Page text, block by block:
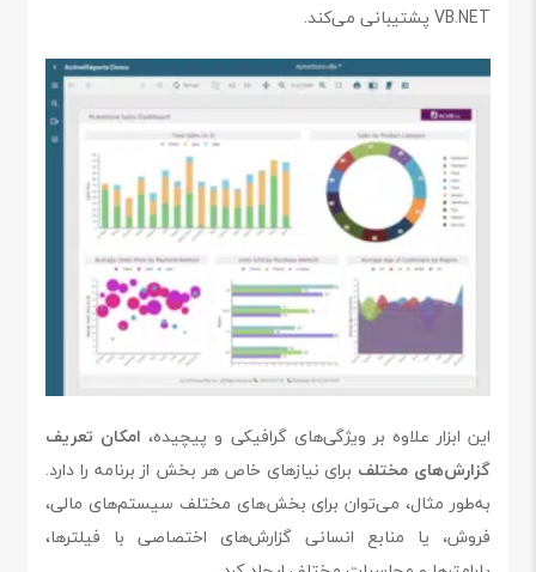
VB.NET پشتیبانی می‌کند.
این ابزار علاوه بر ویژگی‌های گرافیکی و پیچیده، امکان تعریف
گزارش‌های مختلف برای نیازهای خاص هر بخش از برنامه را دارد.
به‌طور مثال، می‌توان برای بخش‌های مختلف سیستم‌های مالی،
فروش، یا منابع انسانی گزارش‌های اختصاصی با فیلترها،